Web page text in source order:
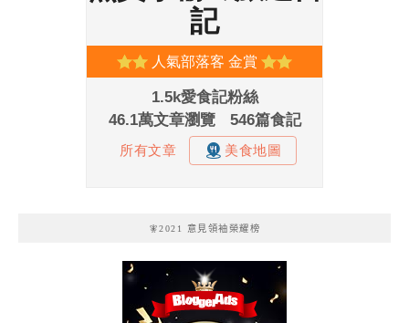
🧚2021 意見領袖榮耀榜